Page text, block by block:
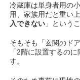
冷蔵庫は単身者用の
用、家族用だと重い
入できない 」という
そもそも「玄関のド
「2階に設置するの
す。